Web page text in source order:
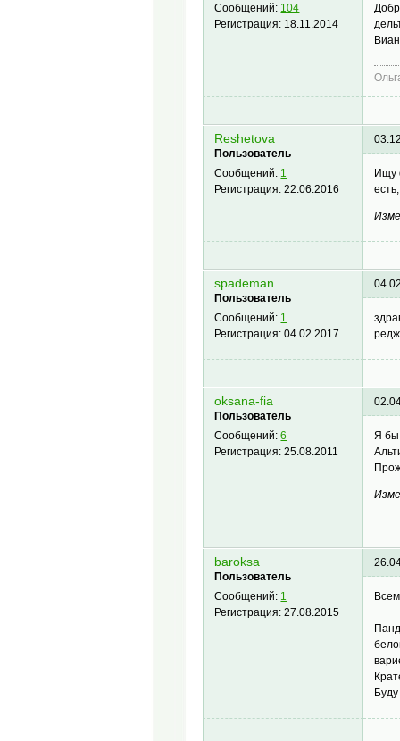
Сообщений: 104
Регистрация: 18.11.2014
Reshetova
Пользователь
Сообщений: 1
Регистрация:22.06.2016
Ищу
spademan
Пользователь
Сообщений: 1
Регистрация:04.02.2017
oksana-fia
Пользователь
Сообщений:6
Регистрация:25.08.2011
Я бы
baroksa
Пользователь
Сообщений: 1
Регистрация:27.08.2015